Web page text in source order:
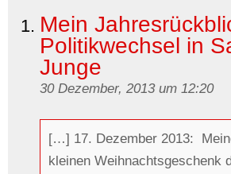
Mein
Politikwechsel in
Junge
30 Dezember, 2013 um 12:20
[…] 17. Dezember 2013:
kleinen Weihnachtsgeschenk